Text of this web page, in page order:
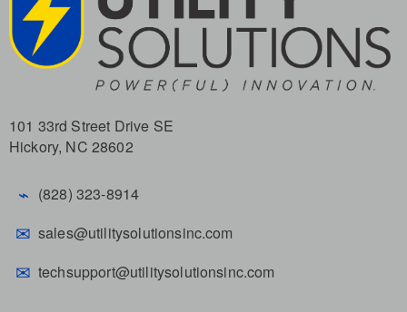
101 33rd Street Drive SE
Hickory, NC 28602
⌁ (828) 323-8914
✉ sales@utilitysolutionsinc.com
✉ techsupport@utilitysolutionsinc.com